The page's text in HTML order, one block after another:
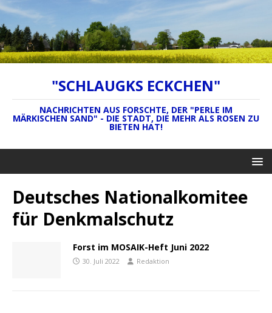
"SCHLAUGKS ECKCHEN"
NACHRICHTEN AUS FORSCHTE, DER "PERLE IM
MÄRKISCHEN SAND" - DIE STADT, DIE MEHR ALS ROSEN ZU
BIETEN HAT!
Deutsches Nationalkomitee
für Denkmalschutz
Forst im MOSAIK-Heft Juni 2022
30. Juli 2022 Redaktion